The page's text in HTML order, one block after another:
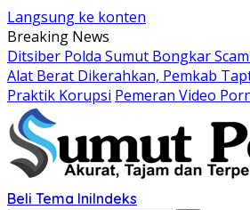
Langsung ke konten
Breaking News
Ditsiber Polda Sumut Bongkar
Alat Berat Dikerahkan, Pemkab
Praktik Korupsi Pemeran Video
Beli Tema IniIndeks